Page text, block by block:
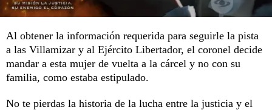
Al obtener la información requerida para seguirle la pista
a las Villamizar y al Ejército Libertador, el coronel decide
mandar a esta mujer de vuelta a la cárcel y no con su
familia, como estaba estipulado.
No te pierdas la historia de la lucha entre la justicia y el